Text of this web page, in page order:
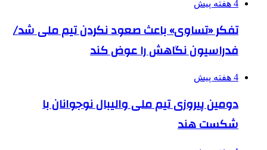
4 هفته پیش
تفکر «تساوی» باعث صعود نکردن تیم ملی شد/
فدراسیون نگاهش را عوض کند
4 هفته پیش
دومین پیروزی تیم ملی والیبال نوجوانان با
شکست هند